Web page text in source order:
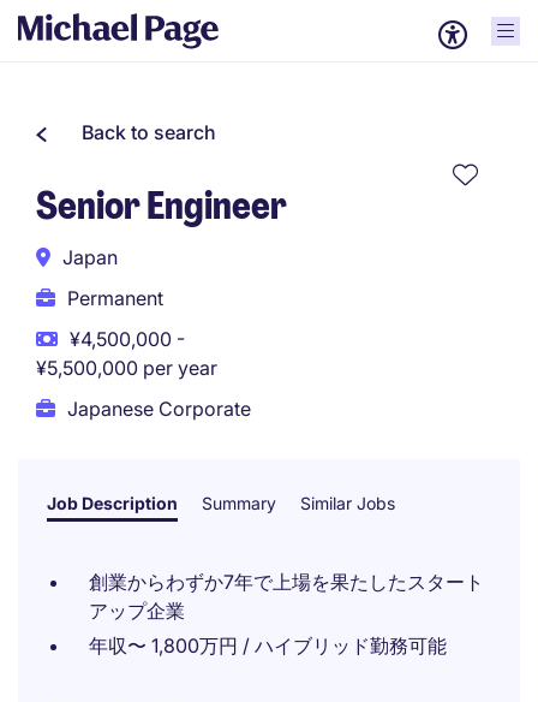
Back to search
Senior Engineer
Japan
Permanent
¥4,500,000 -
¥5,500,000 per year
Japanese Corporate
Job Description Summary Similar Jobs
創業からわずか7年で上場を果たしたスタート
アップ企業
年収〜 1,800万円 / ハイブリッド勤務可能